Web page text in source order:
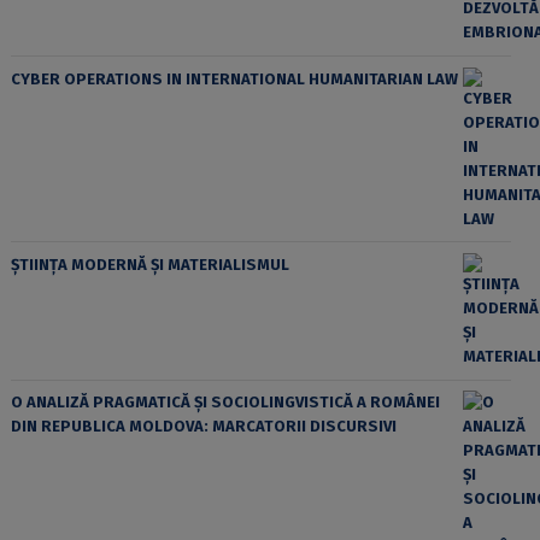
CYBER OPERATIONS IN INTERNATIONAL HUMANITARIAN LAW
ȘTIINȚA MODERNĂ ȘI MATERIALISMUL
O ANALIZĂ PRAGMATICĂ ȘI SOCIOLINGVISTICĂ A ROMÂNEI
DIN REPUBLICA MOLDOVA: MARCATORII DISCURSIVI